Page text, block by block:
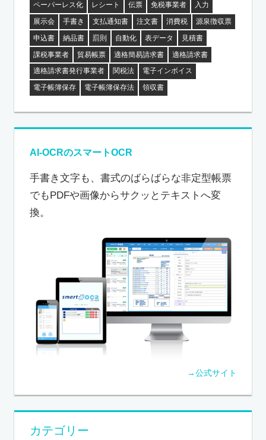
ペーパーレス化
レシート 伝票 免税事業者
入力
展示会
手書き 支払通知書 注文書 消費税
源泉徴収票
申込書
納品書 罰則 自動化 表データ
見積書
課税事業者
貿易帳票 適格簡易請求書
適格請求書
適格請求書発行事業者
関税法
電子インボイス
電子帳簿保存
電子帳簿保存法 領収書
AI-OCRのスマートOCR
手書き文字も、書式のばらばらな非定型帳票
でもPDFや画像からサクッとテキストへ変
換。
→公式サイト
カテゴリー